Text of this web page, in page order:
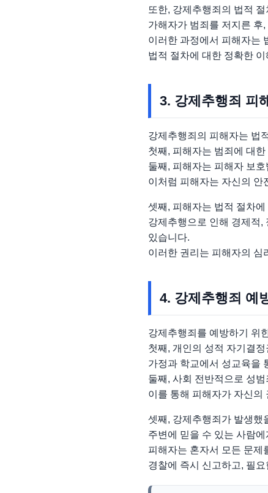
또한, 강제추행죄의 법적
가해자가 범죄를 저지른 후
이러한 과정에서 피해자는
법적 절차에 대한 정확한
3. 강제추행죄 피
강제추행죄의 피해자는 법
첫째, 피해자는 범죄에 대
둘째, 피해자는 피해자 보
이처럼 피해자는 자신의 안
셋째, 피해자는 법적 절차
강제추행으로 인해 경제적,
있습니다.
이러한 권리는 피해자의 심
4. 강제추행죄 예
강제추행죄를 예방하기 위
첫째, 개인의 성적 자기결
가정과 학교에서 성교육을
둘째, 사회 전반적으로 성
이를 통해 피해자가 자신의
셋째, 강제추행죄가 발생했
주변에 믿을 수 있는 사람
피해자는 혼자서 모든 문제
경찰에 즉시 신고하고, 필